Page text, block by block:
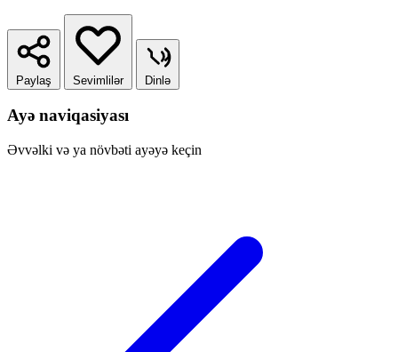
Paylaş Sevimlilər Dinlə
Ayə naviqasiyası
Əvvəlki və ya növbəti ayəyə keçin